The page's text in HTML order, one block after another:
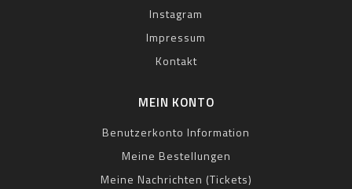
Instagram
Impressum
Kontakt
MEIN KONTO
Benutzerkonto Information
Meine Bestellungen
Meine Nachrichten (Tickets)